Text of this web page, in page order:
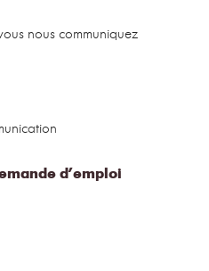
nous communiquez
d’emploi